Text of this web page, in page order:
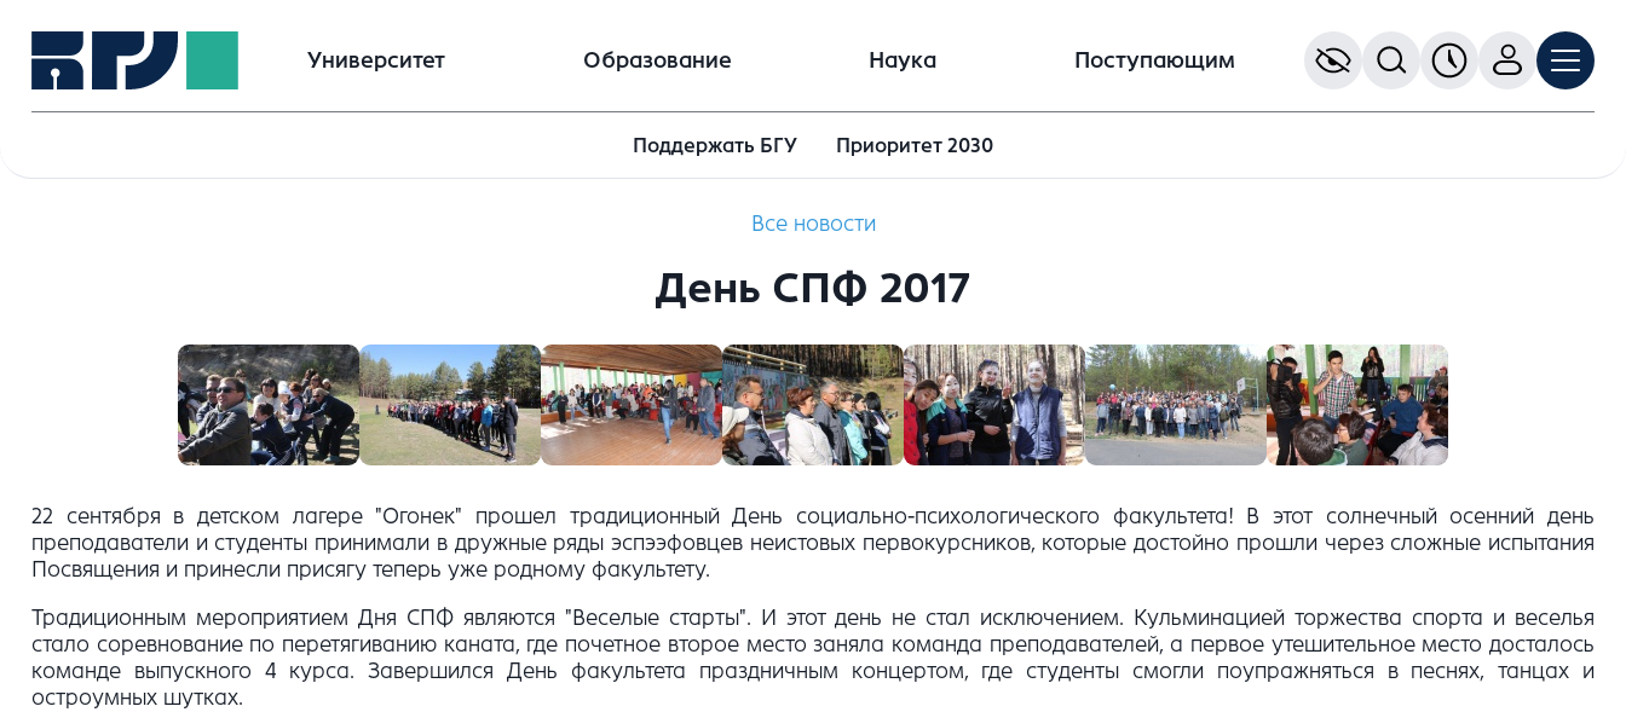
Университет Образование Наука Поступающим
Поддержать БГУ Приоритет 2030
Все новости
День СПФ 2017
22 сентября в детском лагере "Огонек" прошел традиционный День социально-психологического факультета! В этот солнечный осенний день
преподаватели и студенты принимали в дружные ряды эспээфовцев неистовых первокурсников, которые достойно прошли через сложные испытания
Посвящения и принесли присягу теперь уже родному факультету.
Традиционным мероприятием Дня СПФ являются "Веселые старты". И этот день не стал исключением. Кульминацией торжества спорта и веселья
стало соревнование по перетягиванию каната, где почетное второе место заняла команда преподавателей, а первое утешительное место досталось
команде выпускного 4 курса. Завершился День факультета праздничным концертом, где студенты смогли поупражняться в песнях, танцах и
остроумных шутках.